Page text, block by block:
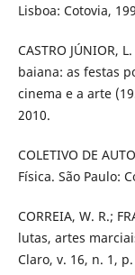
Lisboa: Cotovia,
CASTRO JÚNIOR,
baiana: as festas
cinema e a arte
2010.
COLETIVO DE
Física. São Paulo:
CORREIA, W. R.;
lutas, artes
Claro, v. 16, n. 1,